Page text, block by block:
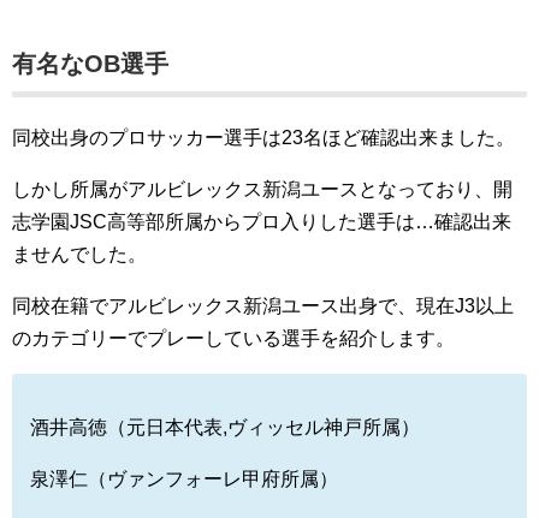
有名なOB選手
同校出身のプロサッカー選手は23名ほど確認出来ました。
しかし所属がアルビレックス新潟ユースとなっており、開
志学園JSC高等部所属からプロ入りした選手は…確認出来
ませんでした。
同校在籍でアルビレックス新潟ユース出身で、現在J3以上
のカテゴリーでプレーしている選手を紹介します。
酒井高徳（元日本代表,ヴィッセル神戸所属）
泉澤仁（ヴァンフォーレ甲府所属）